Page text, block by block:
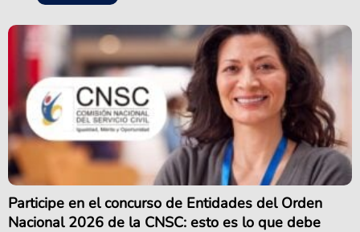
Participe en el concurso de Entidades del Orden
Nacional 2026 de la CNSC: esto es lo que debe